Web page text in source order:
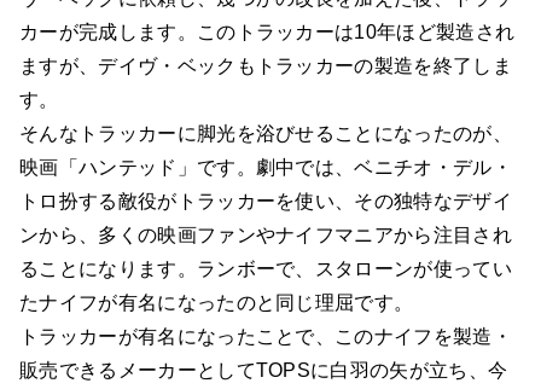
カーが完成します。このトラッカーは10年ほど製造され
ますが、デイヴ・ベックもトラッカーの製造を終了しま
す。
そんなトラッカーに脚光を浴びせることになったのが、
映画「ハンテッド」です。劇中では、ベニチオ・デル・
トロ扮する敵役がトラッカーを使い、その独特なデザイ
ンから、多くの映画ファンやナイフマニアから注目され
ることになります。ランボーで、スタローンが使ってい
たナイフが有名になったのと同じ理屈です。
トラッカーが有名になったことで、このナイフを製造・
販売できるメーカーとしてTOPSに白羽の矢が立ち、今